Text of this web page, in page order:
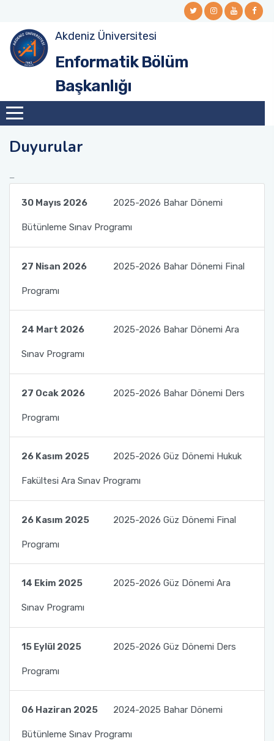
Akdeniz Üniversitesi
Enformatik Bölüm
Başkanlığı
Duyurular
30 Mayıs 2026 2025-2026 Bahar Dönemi
Bütünleme Sınav Programı
27 Nisan 2026 2025-2026 Bahar Dönemi Final
Programı
24 Mart 2026 2025-2026 Bahar Dönemi Ara
Sınav Programı
27 Ocak 2026 2025-2026 Bahar Dönemi Ders
Programı
26 Kasım 2025 2025-2026 Güz Dönemi Hukuk
Fakültesi Ara Sınav Programı
26 Kasım 2025 2025-2026 Güz Dönemi Final
Programı
14 Ekim 2025 2025-2026 Güz Dönemi Ara
Sınav Programı
15 Eylül 2025 2025-2026 Güz Dönemi Ders
Programı
06 Haziran 2025 2024-2025 Bahar Dönemi
Bütünleme Sınav Programı